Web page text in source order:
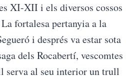
XI-XII i els diversos cossos
fortalesa pertanyia a la
i després va estar sota
dels Rocabertí, vescomtes
serva al seu interior un trull